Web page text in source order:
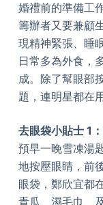
婚禮前的準備工
籌辦者又要兼顧
現精神緊張、睡
日常多為外食，
成。除了幫眼部
題，連明星都在
去眼袋小貼士 1
預早一晚雪凍湯
地按壓眼睛，前
眼袋，鄭欣宜都
青瓜、濕毛巾、